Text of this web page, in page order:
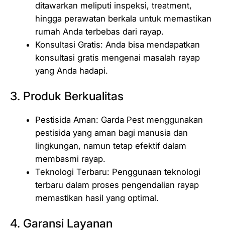
ditawarkan meliputi inspeksi, treatment,
hingga perawatan berkala untuk memastikan
rumah Anda terbebas dari rayap.
Konsultasi Gratis: Anda bisa mendapatkan
konsultasi gratis mengenai masalah rayap
yang Anda hadapi.
3. Produk Berkualitas
Pestisida Aman: Garda Pest menggunakan
pestisida yang aman bagi manusia dan
lingkungan, namun tetap efektif dalam
membasmi rayap.
Teknologi Terbaru: Penggunaan teknologi
terbaru dalam proses pengendalian rayap
memastikan hasil yang optimal.
4. Garansi Layanan